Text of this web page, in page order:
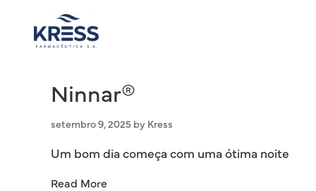
Ninnar®
setembro 9, 2025 by Kress
Um bom dia começa com uma ótima noite
Read More